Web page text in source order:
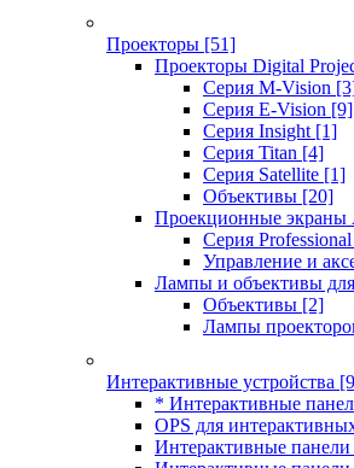
Проекторы [51]
Проекторы Digital
Серия M-Vision
Серия E-Vision [9]
Серия Insight [1]
Серия Titan [4]
Серия Satellite [1]
Объективы [20]
Проекционные экраны
Серия Professional
Управление и
Лампы и объективы
Объективы [2]
Лампы
Интерактивные устройства
* Интерактивные
OPS для
Интерактивные